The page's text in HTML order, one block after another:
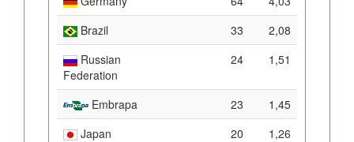
Brazil
33
2,08
Russian
Federation
24 1,51
Embrapa 23
1,45
Japan
20
1,26